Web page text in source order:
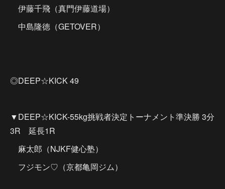
伊藤千飛（真門伊藤道場）
中島隆徳（GETOVER）
◎DEEP☆KICK 49
▼DEEP☆KICK-55kg挑戦者決定トーナメント準決勝 3分
3R 延長1R
麻太郎（NJKF健心塾）
フジモン♡（京都亀岡ジム）